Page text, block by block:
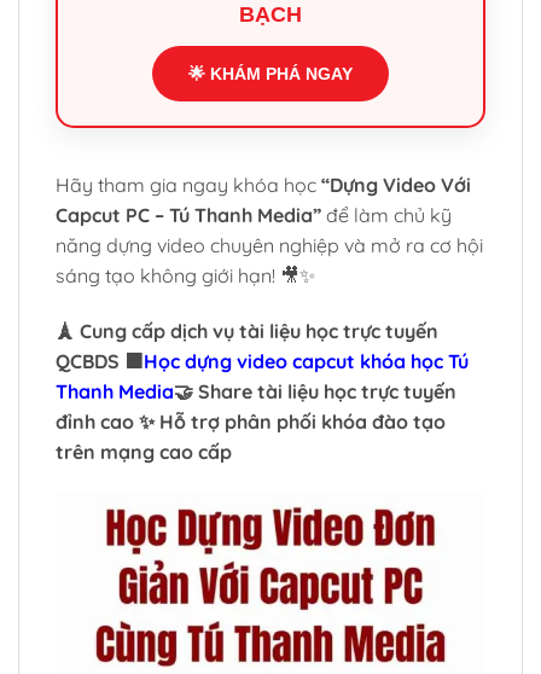
BẠCH
🌟 KHÁM PHÁ NGAY
Hãy tham gia ngay khóa học “Dựng Video Với
Capcut PC – Tú Thanh Media” để làm chủ kỹ
năng dựng video chuyên nghiệp và mở ra cơ hội
sáng tạo không giới hạn! 🎥✨
🗼 Cung cấp dịch vụ tài liệu học trực tuyến
QCBDS 🟧Học dựng video capcut khóa học Tú
Thanh Media🤝 Share tài liệu học trực tuyến
đỉnh cao ✨ Hỗ trợ phân phối khóa đào tạo
trên mạng cao cấp